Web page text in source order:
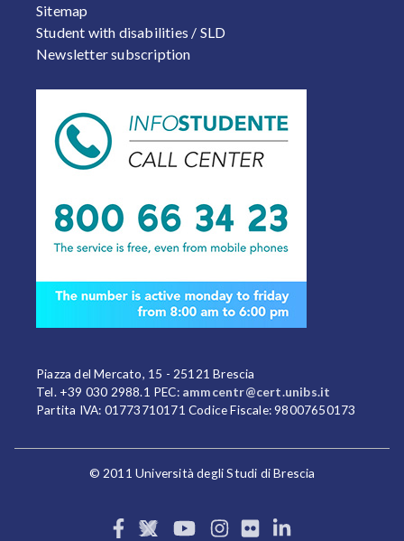
Sitemap
Student with disabilities / SLD
Newsletter subscription
Piazza del Mercato, 15 - 25121 Brescia
Tel. +39 030 2988.1 PEC: ammcentr@cert.unibs.it
Partita IVA: 01773710171 Codice Fiscale: 98007650173
© 2011 Università degli Studi di Brescia